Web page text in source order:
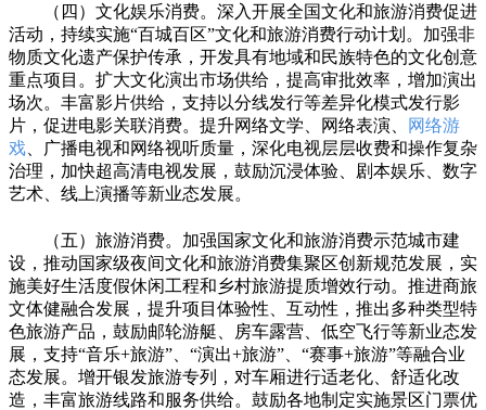
（四）文化娱乐消费。深入开展全国文化和旅游消费促进
活动，持续实施“百城百区”文化和旅游消费行动计划。加强非
物质文化遗产保护传承，开发具有地域和民族特色的文化创意
重点项目。扩大文化演出市场供给，提高审批效率，增加演出
场次。丰富影片供给，支持以分线发行等差异化模式发行影
片，促进电影关联消费。提升网络文学、网络表演、
网络游
戏、广播电视和网络视听质量，深化电视层层收费和操作复杂
治理，加快超高清电视发展，鼓励沉浸体验、剧本娱乐、数字
艺术、线上演播等新业态发展。
（五）旅游消费。加强国家文化和旅游消费示范城市建
设，推动国家级夜间文化和旅游消费集聚区创新规范发展，实
施美好生活度假休闲工程和乡村旅游提质增效行动。推进商旅
文体健融合发展，提升项目体验性、互动性，推出多种类型特
色旅游产品，鼓励邮轮游艇、房车露营、低空飞行等新业态发
展，支持“音乐+旅游”、“演出+旅游”、“赛事+旅游”等融合业
态发展。增开银发旅游专列，对车厢进行适老化、舒适化改
造，丰富旅游线路和服务供给。鼓励各地制定实施景区门票优